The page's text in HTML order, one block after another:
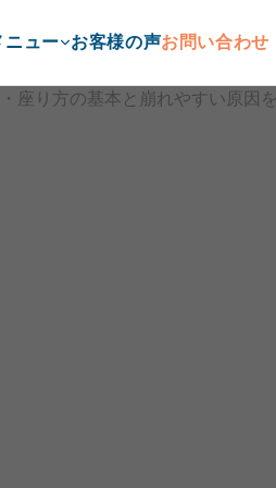
ニュー お客様の声お問い合わせ
座り方の基本と崩れやすい原因